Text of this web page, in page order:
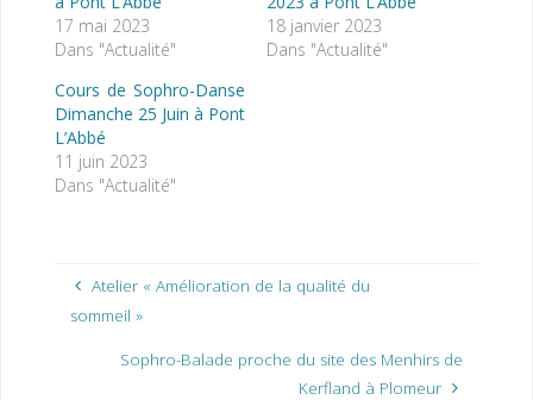
17 mai 2023
Dans "Actualité"
18 janvier 2023
Dans "Actualité"
Cours de Sophro-Danse
Dimanche 25 Juin à Pont
L’Abbé
11 juin 2023
Dans "Actualité"
Atelier « Amélioration de la qualité du
sommeil »
Sophro-Balade proche du site des Menhirs de
Kerfland à Plomeur